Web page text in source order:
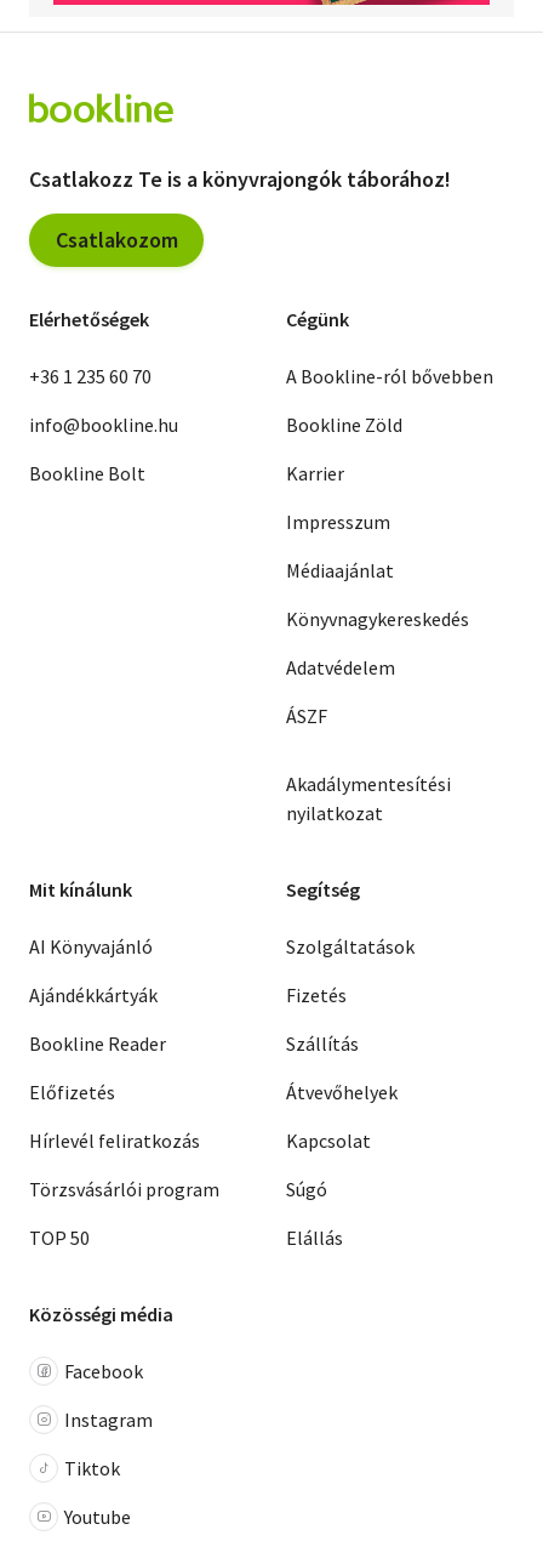
Csatlakozz Te is a könyvrajongók táborához!
Csatlakozom
Elérhetőségek
+36 1 235 60 70
info@bookline.hu
Bookline Bolt
Cégünk
A Bookline-ról bővebben
Bookline Zöld
Karrier
Impresszum
Médiaajánlat
Könyvnagykereskedés
Adatvédelem
ÁSZF
Akadálymentesítési
nyilatkozat
Mit kínálunk
AI Könyvajánló
Ajándékkártyák
Bookline Reader
Előfizetés
Hírlevél feliratkozás
Törzsvásárlói program
TOP 50
Segítség
Szolgáltatások
Fizetés
Szállítás
Átvevőhelyek
Kapcsolat
Súgó
Elállás
Közösségi média
Facebook
Instagram
Tiktok
Youtube